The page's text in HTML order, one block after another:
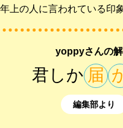
上の人に言われている印
yoppyさんの
君しか 届
編集部より